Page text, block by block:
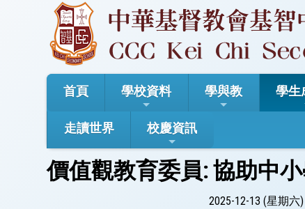
首頁 學校資料 學與教 學生
走讀世界 校慶資訊
價值觀教育委員: 協助中
2025-12-13 (星期六)